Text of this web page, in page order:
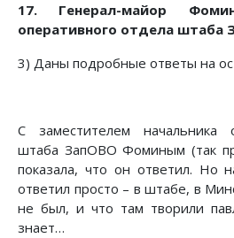
17. Генерал-майор
оперативного отдела штаба
3) Даны подробные ответы на
С заместителем начальника
штаба ЗапОВО Фоминым (так
показала, что он ответил. Но
ответил просто – в штабе, в
не был, и что там творили
знает…